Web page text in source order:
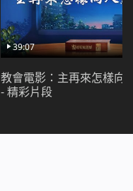
39:07
教會電影：主再來怎樣向
- 精彩片段